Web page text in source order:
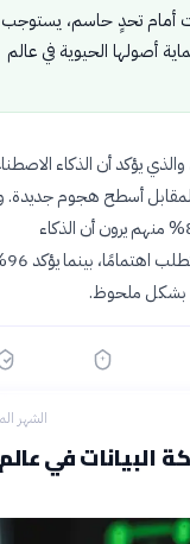
تحدٍ حاسم، يستوجب
الحيوية في عالم
تقرير صادر في أبريل 2026، والذي يؤكد أن الذكاء الاصطناعي
أسطح هجوم جديدة. وقد
من قادة الأمن، أن 87% منهم يرون أن الذكاء
الاصطناعي يرفع بشكل كبير عدد التهديدات التي تتطلب اهتمامًا، بينما يؤكد 96%
ملحوظ.
الشهر الماضي
في عالم